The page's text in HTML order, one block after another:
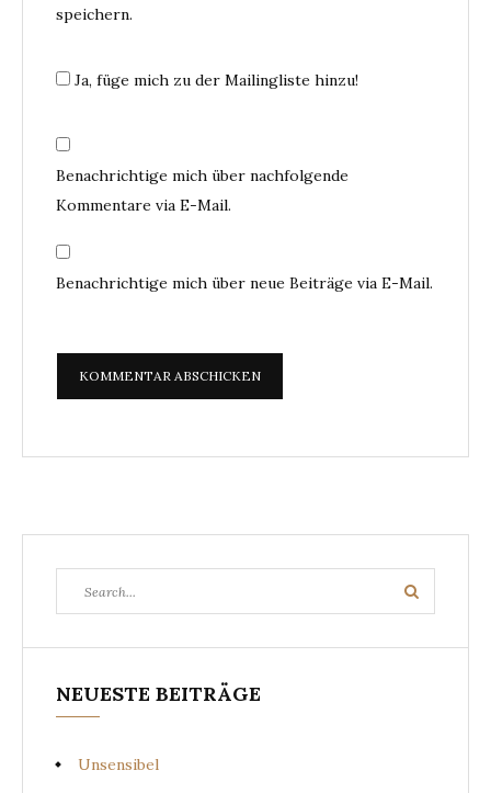
speichern.
Ja, füge mich zu der Mailingliste hinzu!
Benachrichtige mich über nachfolgende
Kommentare via E-Mail.
Benachrichtige mich über neue Beiträge via E-Mail.
for:
Search
NEUESTE BEITRÄGE
Unsensibel